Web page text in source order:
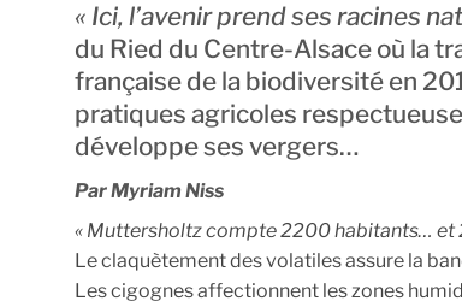
« Ici, l’avenir prend ses racines
du Ried du Centre-Alsace où la
française de la biodiversité en
pratiques agricoles
développe ses vergers…
Par Myriam Niss
« Muttersholtz compte 2200 habitants… et
Le claquètement des volatiles assure la
Les cigognes affectionnent les zones